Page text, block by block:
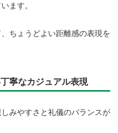
ます。
ちょうどよい距離感の表現を
寧なカジュアル表現
みやすさと礼儀のバランスが